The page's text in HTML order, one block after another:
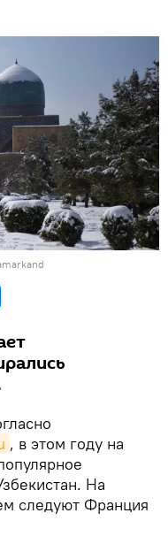
, в этом году на
На
следуют Франция